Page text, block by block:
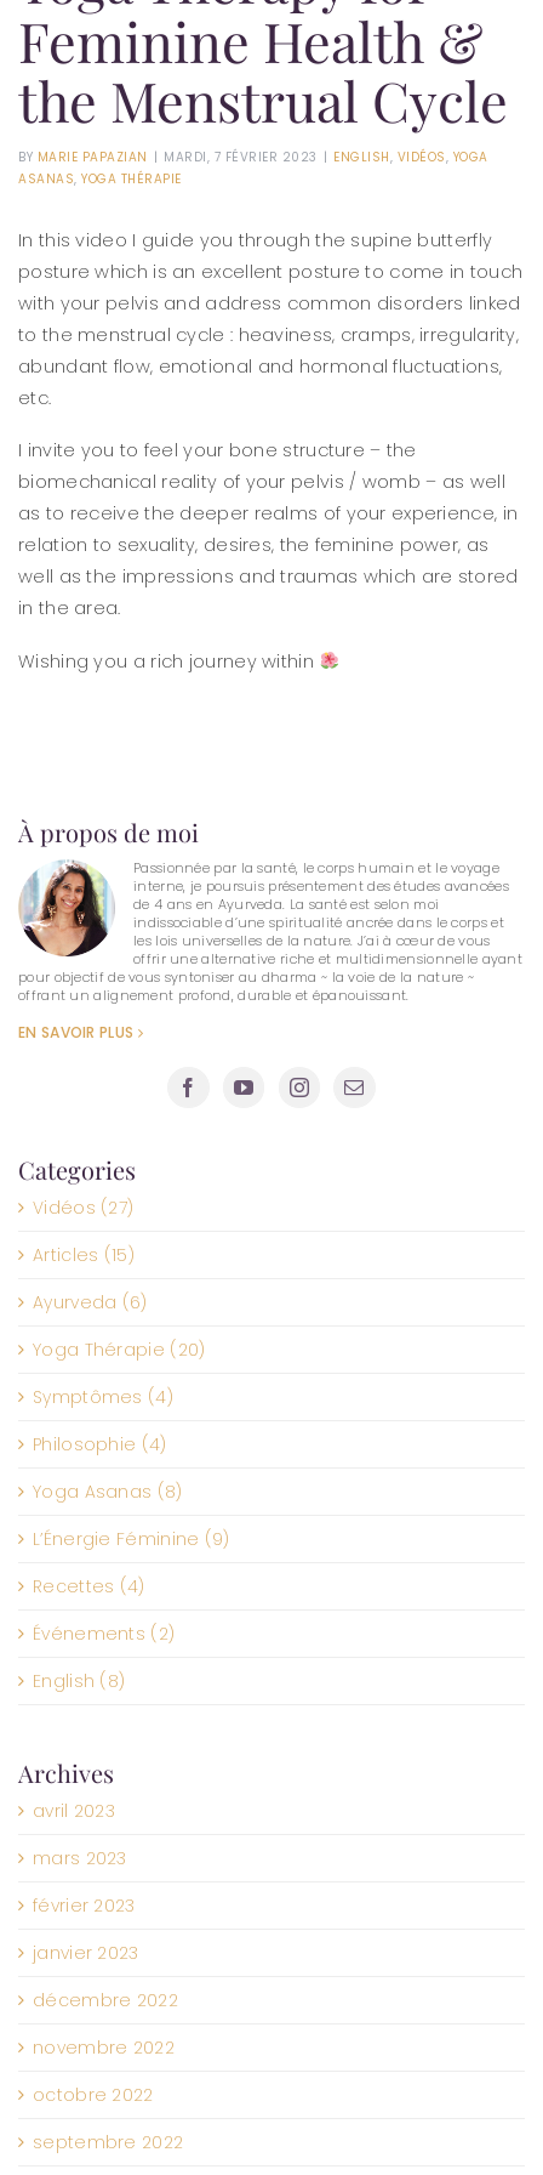
Feminine Health &
the Menstrual Cycle
BY MARIE PAPAZIAN | MARDI, 7 FÉVRIER 2023 | ENGLISH, VIDÉOS, YOGA
ASANAS, YOGA THÉRAPIE
In this video I guide you through the supine butterfly
posture which is an excellent posture to come in touch
with your pelvis and address common disorders linked
to the menstrual cycle : heaviness, cramps, irregularity,
abundant flow, emotional and hormonal fluctuations,
etc.
I invite you to feel your bone structure – the
biomechanical reality of your pelvis / womb – as well
as to receive the deeper realms of your experience, in
relation to sexuality, desires, the feminine power, as
well as the impressions and traumas which are stored
in the area.
Wishing you a rich journey within
À propos de moi
Passionnée par la santé, le corps humain et le voyage
interne, je poursuis présentement des études avancées
de 4 ans en Ayurveda. La santé est selon moi
indissociable d’une spiritualité ancrée dans le corps et
les lois universelles de la nature. J’ai à cœur de vous
offrir une alternative riche et multidimensionnelle ayant
pour objectif de vous syntoniser au dharma ~ la voie de la nature ~
offrant un alignement profond, durable et épanouissant.
EN SAVOIR PLUS
Categories
Vidéos (27)
Articles (15)
Ayurveda (6)
Yoga Thérapie (20)
Symptômes (4)
Philosophie (4)
Yoga Asanas (8)
L’Énergie Féminine (9)
Recettes (4)
Événements (2)
English (8)
Archives
avril 2023
mars 2023
février 2023
janvier 2023
décembre 2022
novembre 2022
octobre 2022
septembre 2022